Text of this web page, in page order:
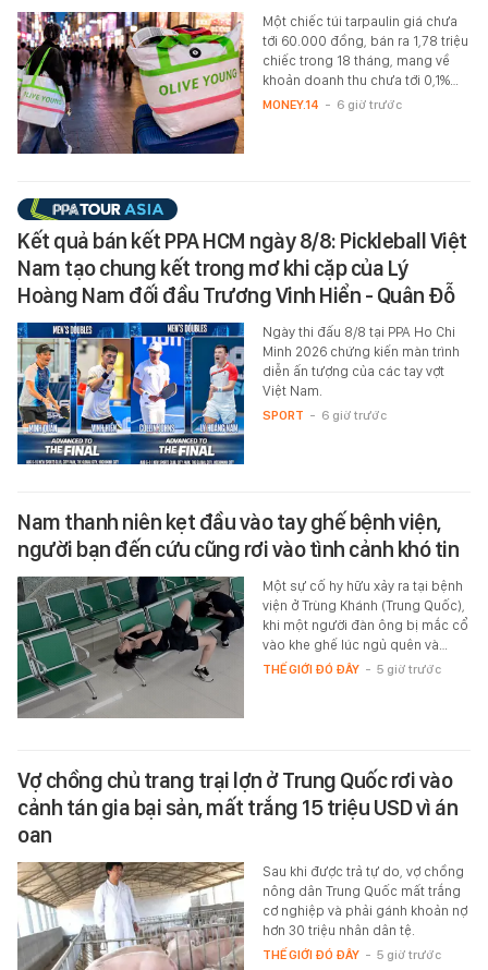
Một chiếc túi tarpaulin giá chưa
tới 60.000 đồng, bán ra 1,78 triệu
chiếc trong 18 tháng, mang về
khoản doanh thu chưa tới 0,1%…
MONEY.14 - 6 giờ trước
Kết quả bán kết PPA HCM ngày 8/8: Pickleball Việt
Nam tạo chung kết trong mơ khi cặp của Lý
Hoàng Nam đối đầu Trương Vinh Hiển - Quân Đỗ
Ngày thi đấu 8/8 tại PPA Ho Chi
Minh 2026 chứng kiến màn trình
diễn ấn tượng của các tay vợt
Việt Nam.
SPORT - 6 giờ trước
Nam thanh niên kẹt đầu vào tay ghế bệnh viện,
người bạn đến cứu cũng rơi vào tình cảnh khó tin
Một sự cố hy hữu xảy ra tại bệnh
viện ở Trùng Khánh (Trung Quốc),
khi một người đàn ông bị mắc cổ
vào khe ghế lúc ngủ quên và…
THẾ GIỚI ĐÓ ĐÂY - 5 giờ trước
Vợ chồng chủ trang trại lợn ở Trung Quốc rơi vào
cảnh tán gia bại sản, mất trắng 15 triệu USD vì án
oan
Sau khi được trả tự do, vợ chồng
nông dân Trung Quốc mất trắng
cơ nghiệp và phải gánh khoản nợ
hơn 30 triệu nhân dân tệ.
THẾ GIỚI ĐÓ ĐÂY - 5 giờ trước